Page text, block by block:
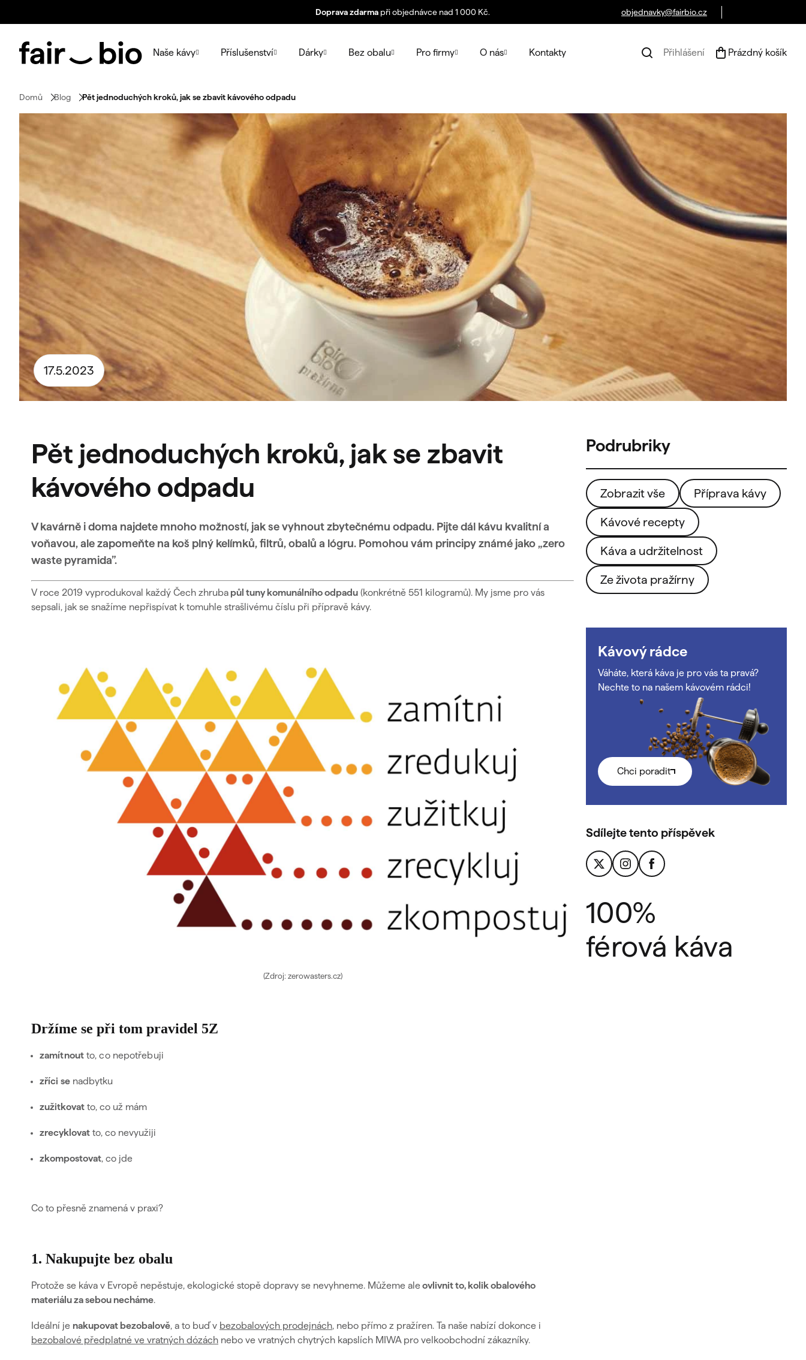
Doprava zdarma při objednávce nad 1 000 Kč. objednavky@fairbio.cz
Naše kávy Příslušenství Dárky Bez obalu Pro firmy O nás Kontakty Přihlášení Prázdný košík
Domů Blog Pět jednoduchých kroků, jak se zbavit kávového odpadu
17.5.2023
Pět jednoduchých kroků, jak se zbavit
kávového odpadu
V kavárně i doma najdete mnoho možností, jak se vyhnout zbytečnému odpadu. Pijte dál kávu kvalitní a
voňavou, ale zapomeňte na koš plný kelímků, filtrů, obalů a lógru. Pomohou vám principy známé jako „zero
waste pyramida”.
V roce 2019 vyprodukoval každý Čech zhruba půl tuny komunálního odpadu (konkrétně 551 kilogramů). My jsme pro vás
sepsali, jak se snažíme nepřispívat k tomuhle strašlivému číslu při přípravě kávy.
(Zdroj: zerowasters.cz)
Držíme se při tom pravidel 5Z
zamítnoutto, co nepotřebuji
zříci se nadbytku
zužitkovat to, co už mám
zrecyklovat to, co nevyužiji
zkompostovat, co jde
Co to přesně znamená v praxi?
1. Nakupujte bez obalu
Protože se káva v Evropě nepěstuje, ekologické stopě dopravy se nevyhneme. Můžeme aleovlivnit to, kolik obalového
materiálu za sebou necháme.
Ideální je nakupovat bezobalově, a to buď v bezobalových prodejnách, nebo přímo z pražíren. Ta naše nabízí dokonce i
bezobalové předplatné ve vratných dózách nebo ve vratných chytrých kapslích MIWA pro velkoobchodní zákazníky.
Zobrazit vše Příprava kávy
Kávové recepty
Káva a udržitelnost
Ze života pražírny
Kávový rádce
Váháte, která káva je pro vás ta pravá?
Nechte to na našem kávovém rádci!
Chci poradit
Sdílejte tento příspěvek
100%
férová káva